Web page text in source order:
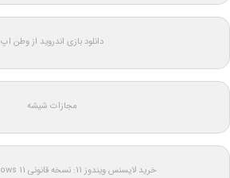
دانلود بازی اندروید از وطن اپ
مجازات شیشه
خرید لایسنس ویندوز 11: نسخه قانونی Windows 11 اورجینال